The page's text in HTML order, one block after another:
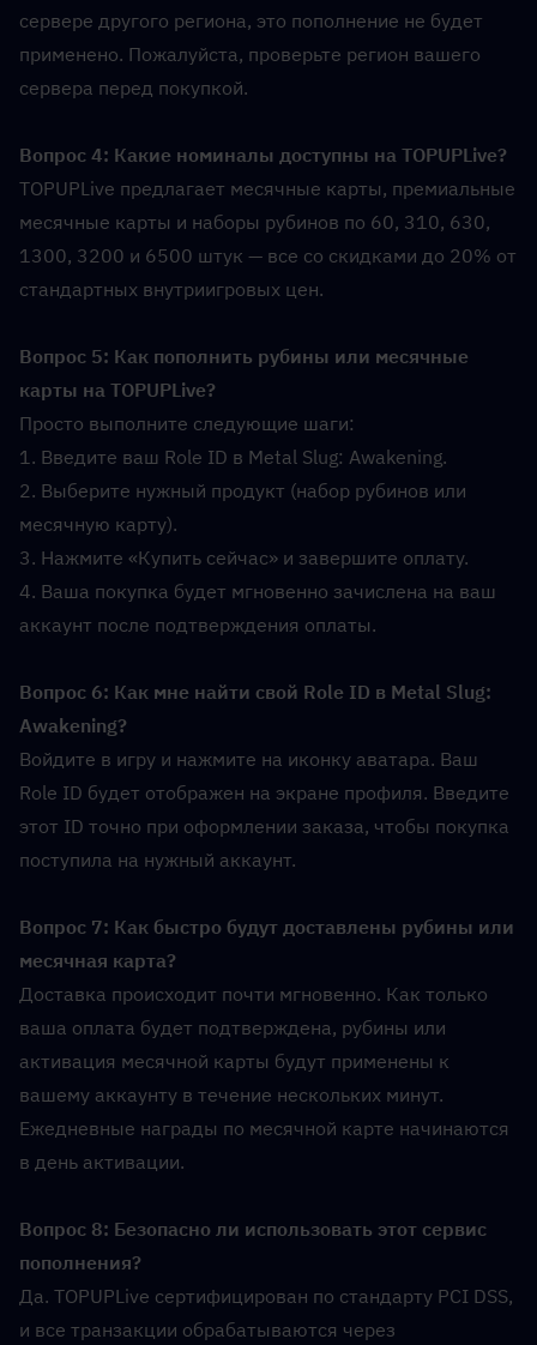
сервере другого региона, это пополнение не будет
применено. Пожалуйста, проверьте регион вашего
сервера перед покупкой.
Вопрос 4: Какие номиналы доступны на TOPUPLive?
TOPUPLive предлагает месячные карты, премиальные
месячные карты и наборы рубинов по 60, 310, 630,
1300, 3200 и 6500 штук — все со скидками до 20% от
стандартных внутриигровых цен.
Вопрос 5: Как пополнить рубины или месячные
карты на TOPUPLive?
Просто выполните следующие шаги:
1. Введите ваш Role ID в Metal Slug: Awakening.
2. Выберите нужный продукт (набор рубинов или
месячную карту).
3. Нажмите «Купить сейчас» и завершите оплату.
4. Ваша покупка будет мгновенно зачислена на ваш
аккаунт после подтверждения оплаты.
Вопрос 6: Как мне найти свой Role ID в Metal Slug:
Awakening?
Войдите в игру и нажмите на иконку аватара. Ваш
Role ID будет отображен на экране профиля. Введите
этот ID точно при оформлении заказа, чтобы покупка
поступила на нужный аккаунт.
Вопрос 7: Как быстро будут доставлены рубины или
месячная карта?
Доставка происходит почти мгновенно. Как только
ваша оплата будет подтверждена, рубины или
активация месячной карты будут применены к
вашему аккаунту в течение нескольких минут.
Ежедневные награды по месячной карте начинаются
в день активации.
Вопрос 8: Безопасно ли использовать этот сервис
пополнения?
Да. TOPUPLive сертифицирован по стандарту PCI DSS,
и все транзакции обрабатываются через